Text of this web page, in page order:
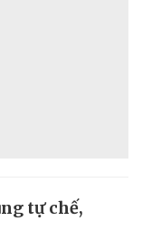
tự chế,